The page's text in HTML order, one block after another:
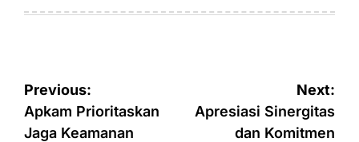
Post
navigation
Previous:
Apkam Prioritaskan
Jaga Keamanan
Next:
Apresiasi Sinergitas
dan Komitmen